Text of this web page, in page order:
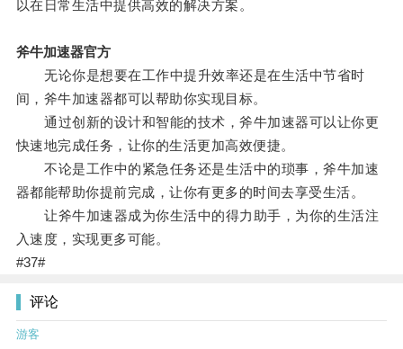
以在日常生活中提供高效的解决方案。
斧牛加速器官方
无论你是想要在工作中提升效率还是在生活中节省时
间，斧牛加速器都可以帮助你实现目标。
通过创新的设计和智能的技术，斧牛加速器可以让你更
快速地完成任务，让你的生活更加高效便捷。
不论是工作中的紧急任务还是生活中的琐事，斧牛加速
器都能帮助你提前完成，让你有更多的时间去享受生活。
让斧牛加速器成为你生活中的得力助手，为你的生活注
入速度，实现更多可能。
#37#
评论
游客